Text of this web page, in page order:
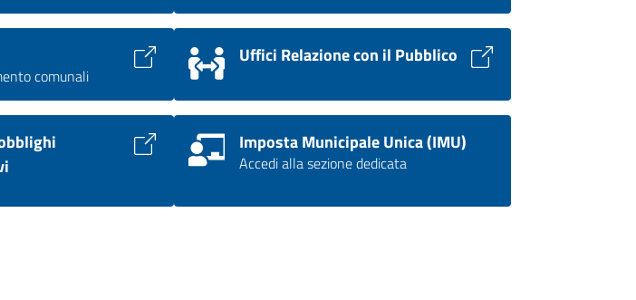
comunali
Uffici Relazione con il Pubblico
Imposta Municipale Unica (IMU)
Accedi alla sezione dedicata